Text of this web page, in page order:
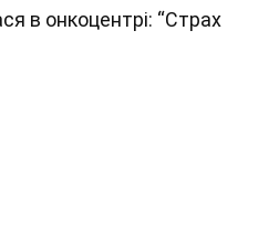
в онкоцентрі: “Страх